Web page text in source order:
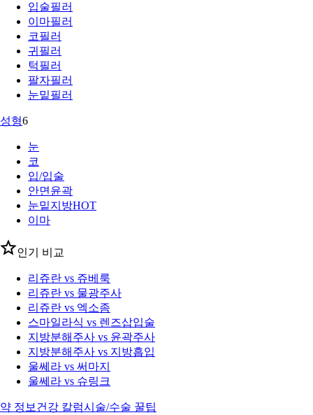
입술필러
이마필러
코필러
귀필러
턱필러
팔자필러
눈밑필러
성형6
눈
코
입/입술
안면윤곽
눈밑지방HOT
이마
인기 비교
리쥬란 vs 쥬베룩
리쥬란 vs 물광주사
리쥬란 vs 엑소좀
스마일라식 vs 렌즈삽입술
지방분해주사 vs 윤곽주사
지방분해주사 vs 지방흡입
울쎄라 vs 써마지
울쎄라 vs 슈링크
약 정보 건강 칼럼시술/수술 꿀팁